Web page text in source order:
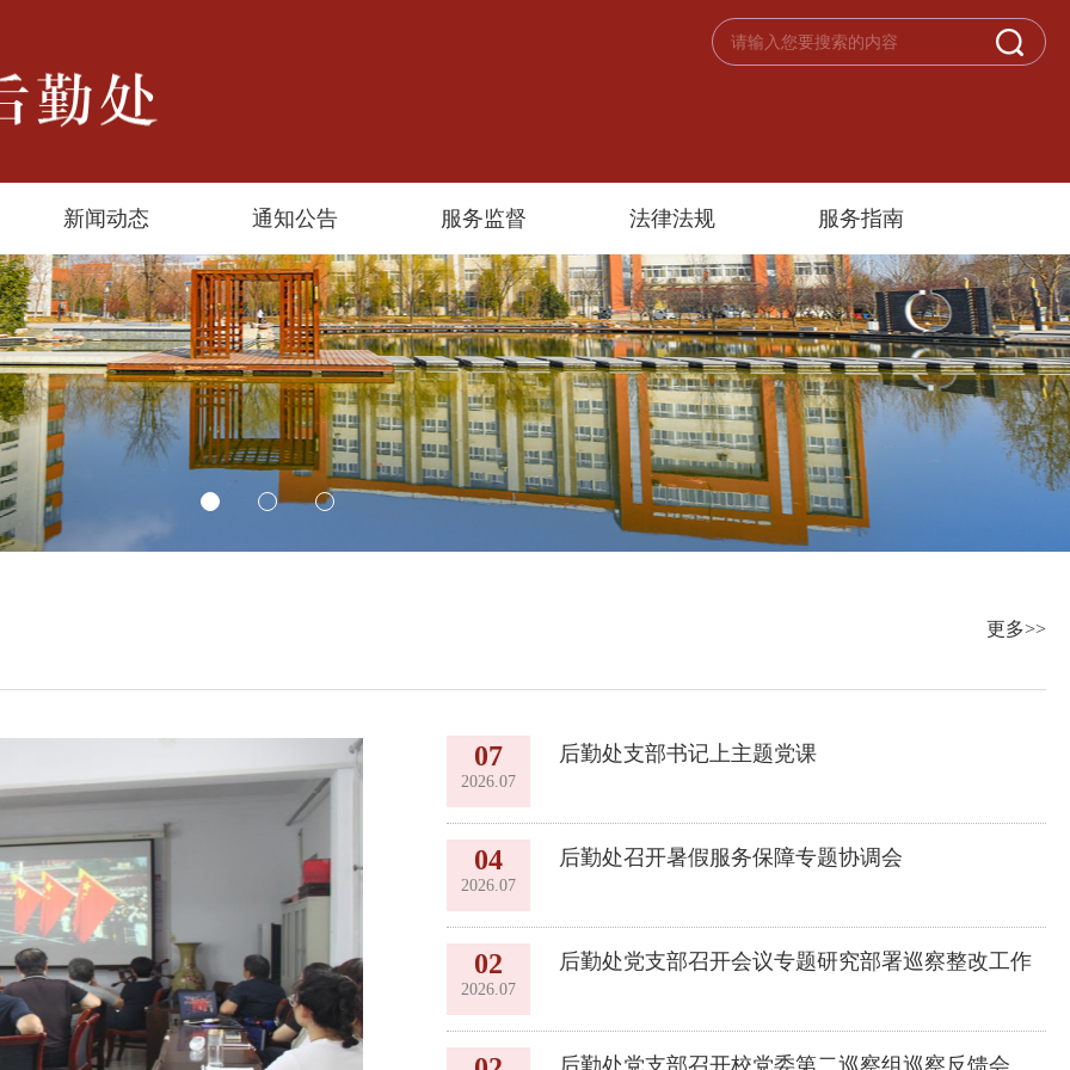
新闻动态 通知公告 服务监督 法律法规 服务指南
更多>>
07
2026.07
后勤处支部书记上主题党课
04
2026.07
后勤处召开暑假服务保障专题协调会
02
2026.07
后勤处党支部召开会议专题研究部署巡察整改工作
后勤处党支部召开校党委第二巡察组巡察反馈会